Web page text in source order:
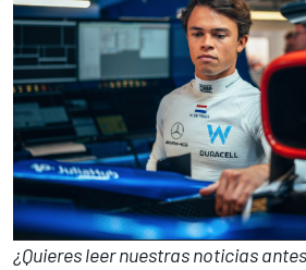
¿Quieres leer nuestras noticias